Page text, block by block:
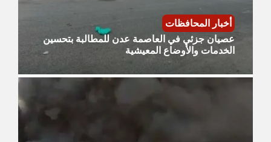
أخبار المحافظات
عصيان جزئي في العاصمة عدن للمطالبة بتحسين
الخدمات والأوضاع المعيشية